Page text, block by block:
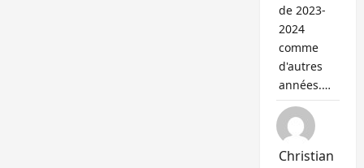
de 2023-
2024
comme
d'autres
années.…
Christian